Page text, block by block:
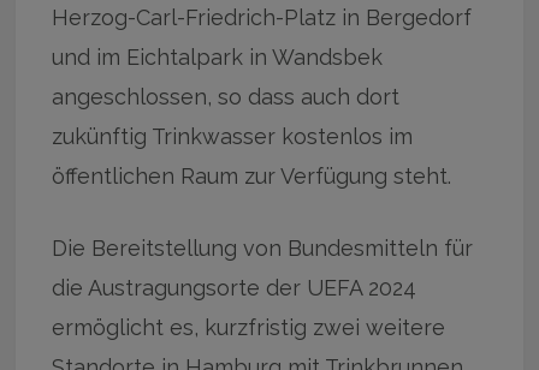
Herzog-Carl-Friedrich-Platz in Bergedorf
und im Eichtalpark in Wandsbek
angeschlossen, so dass auch dort
zukünftig Trinkwasser kostenlos im
öffentlichen Raum zur Verfügung steht.
Die Bereitstellung von Bundesmitteln für
die Austragungsorte der UEFA 2024
ermöglicht es, kurzfristig zwei weitere